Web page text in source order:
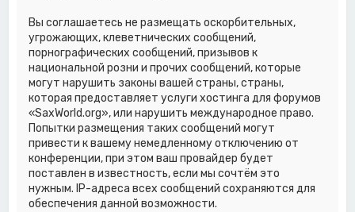
Вы соглашаетесь не размещать оскорбительных,
угрожающих, клеветнических сообщений,
порнографических сообщений, призывов к
национальной розни и прочих сообщений, которые
могут нарушить законы вашей страны, страны,
которая предоставляет услуги хостинга для форумов
«SaxWorld.org», или нарушить международное право.
Попытки размещения таких сообщений могут
привести к вашему немедленному отключению от
конференции, при этом ваш провайдер будет
поставлен в известность, если мы сочтём это
нужным. IP-адреса всех сообщений сохраняются для
обеспечения данной возможности.